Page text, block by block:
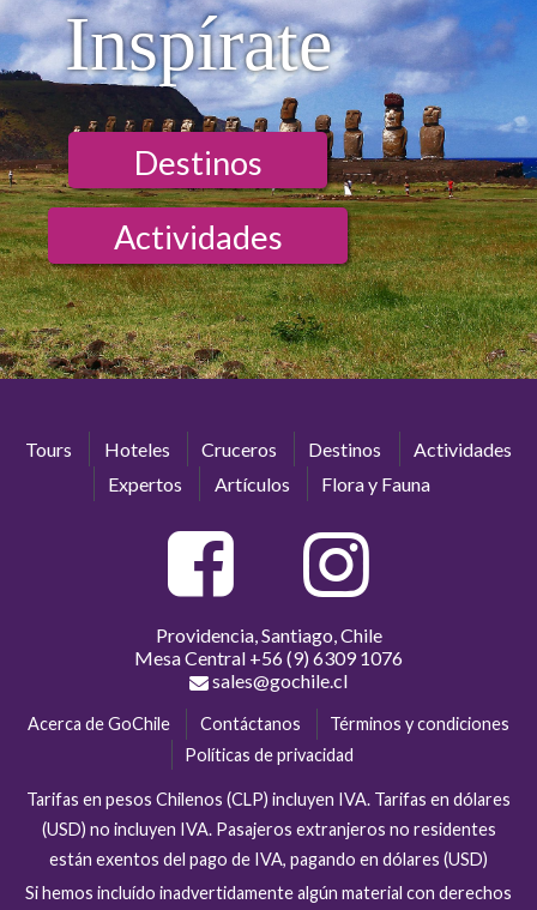
Inspírate
Destinos
Actividades
Tours Hoteles Cruceros Destinos
Actividades
Expertos
Artículos Flora y Fauna
Providencia, Santiago, Chile
Mesa Central +56 (9) 6309 1076
sales@gochile.cl
Acerca de GoChile Contáctanos
Términos y condiciones
Políticas de privacidad
Tarifas en pesos Chilenos (CLP) incluyen IVA. Tarifas en dólares
(USD) no incluyen IVA. Pasajeros extranjeros no residentes
están exentos del pago de IVA, pagando en dólares (USD)
Si hemos incluído inadvertidamente algún material con derechos